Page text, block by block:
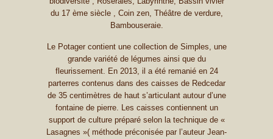
du 17 ème siècle , Coin zen, Théâtre de verdure,
Bambouseraie.
Le Potager contient une collection de Simples, une
grande variété de légumes ainsi que du
fleurissement. En 2013, il a été remanié en 24
parterres contenus dans des caisses de Redcedar
de 35 centimètres de haut s’articulant autour d’une
fontaine de pierre. Les caisses contiennent un
support de culture préparé selon la technique de «
Lasagnes »( méthode préconisée par l’auteur Jean-